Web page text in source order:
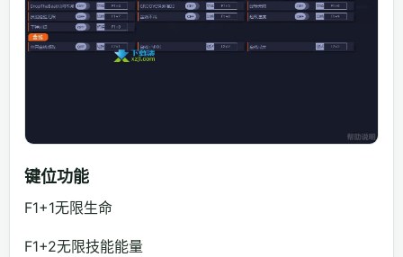
键位功能
F1+1无限生命
F1+2无限技能能量